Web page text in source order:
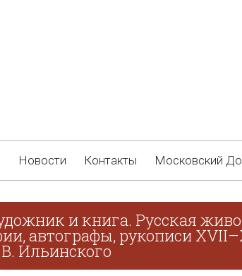
Новости Контакты Московский
и книга. Русская
автографы, рукописи
Ильинского